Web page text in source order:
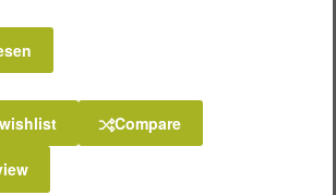
Compare